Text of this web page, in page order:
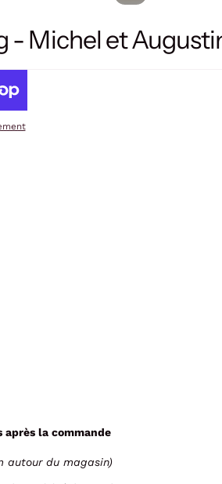
- Michel et
après la commande
autour du magasin)